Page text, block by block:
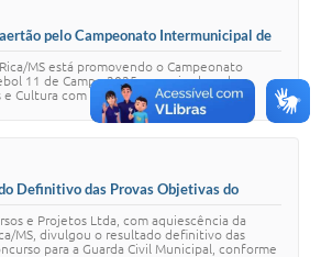
pelo Campeonato Intermunicipal de
MS está promovendo o Campeonato
11 de Campo 2025, organizado pela
Cultura com apoio do CREC e Câmara de
feira, 16 de …
Definitivo das Provas Objetivas do
e Projetos Ltda, com aquiescência da
MS, divulgou o resultado definitivo das
para a Guarda Civil Municipal, conforme